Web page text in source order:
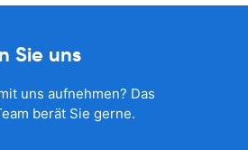
Sie uns
uns aufnehmen? Das
berät Sie gerne.